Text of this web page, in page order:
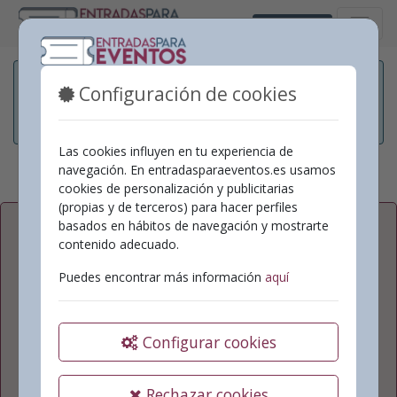
Configuración de cookies
Las cookies influyen en tu experiencia de
navegación. En entradasparaeventos.es usamos
cookies de personalización y publicitarias
(propias y de terceros) para hacer perfiles
basados en hábitos de navegación y mostrarte
contenido adecuado.
Puedes encontrar más información aquí
Configurar cookies
Castellano
Para poder realizar cualquier compra es necesario
estar registrado. Si no lo está todavía, puede
registrarse desde el seguiente enlace.Registrarse
Dirección de correo electrónico
Contraseña